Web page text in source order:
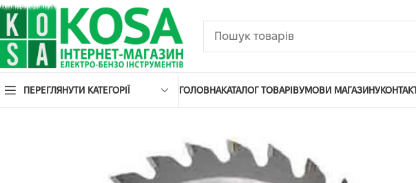
ПЕРЕГЛЯНУТИ КАТЕГОРІЇ ГОЛОВНАКАТАЛОГ ТОВАРІВУМОВИ МАГАЗИНУ